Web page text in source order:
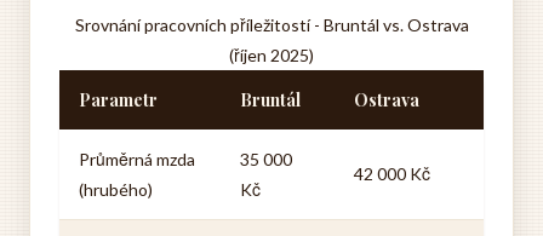
Srovnání pracovních příležitostí - Bruntál vs. Ostrava
(říjen 2025)
Parametr Bruntál Ostrava
Průměrná mzda
(hrubého)
35 000
Kč
42 000 Kč